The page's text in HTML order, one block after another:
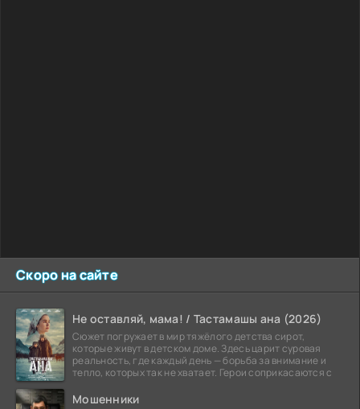
Скоро на сайте
Не оставляй, мама! / Тастамашы ана (2026)
Сюжет погружает в мир тяжёлого детства сирот,
которые живут в детском доме. Здесь царит суровая
реальность, где каждый день — борьба за внимание и
тепло, которых так не хватает. Герои соприкасаются с
Мошенники